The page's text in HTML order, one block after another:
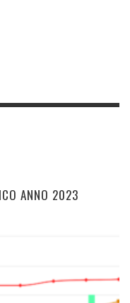
ANNO 2023